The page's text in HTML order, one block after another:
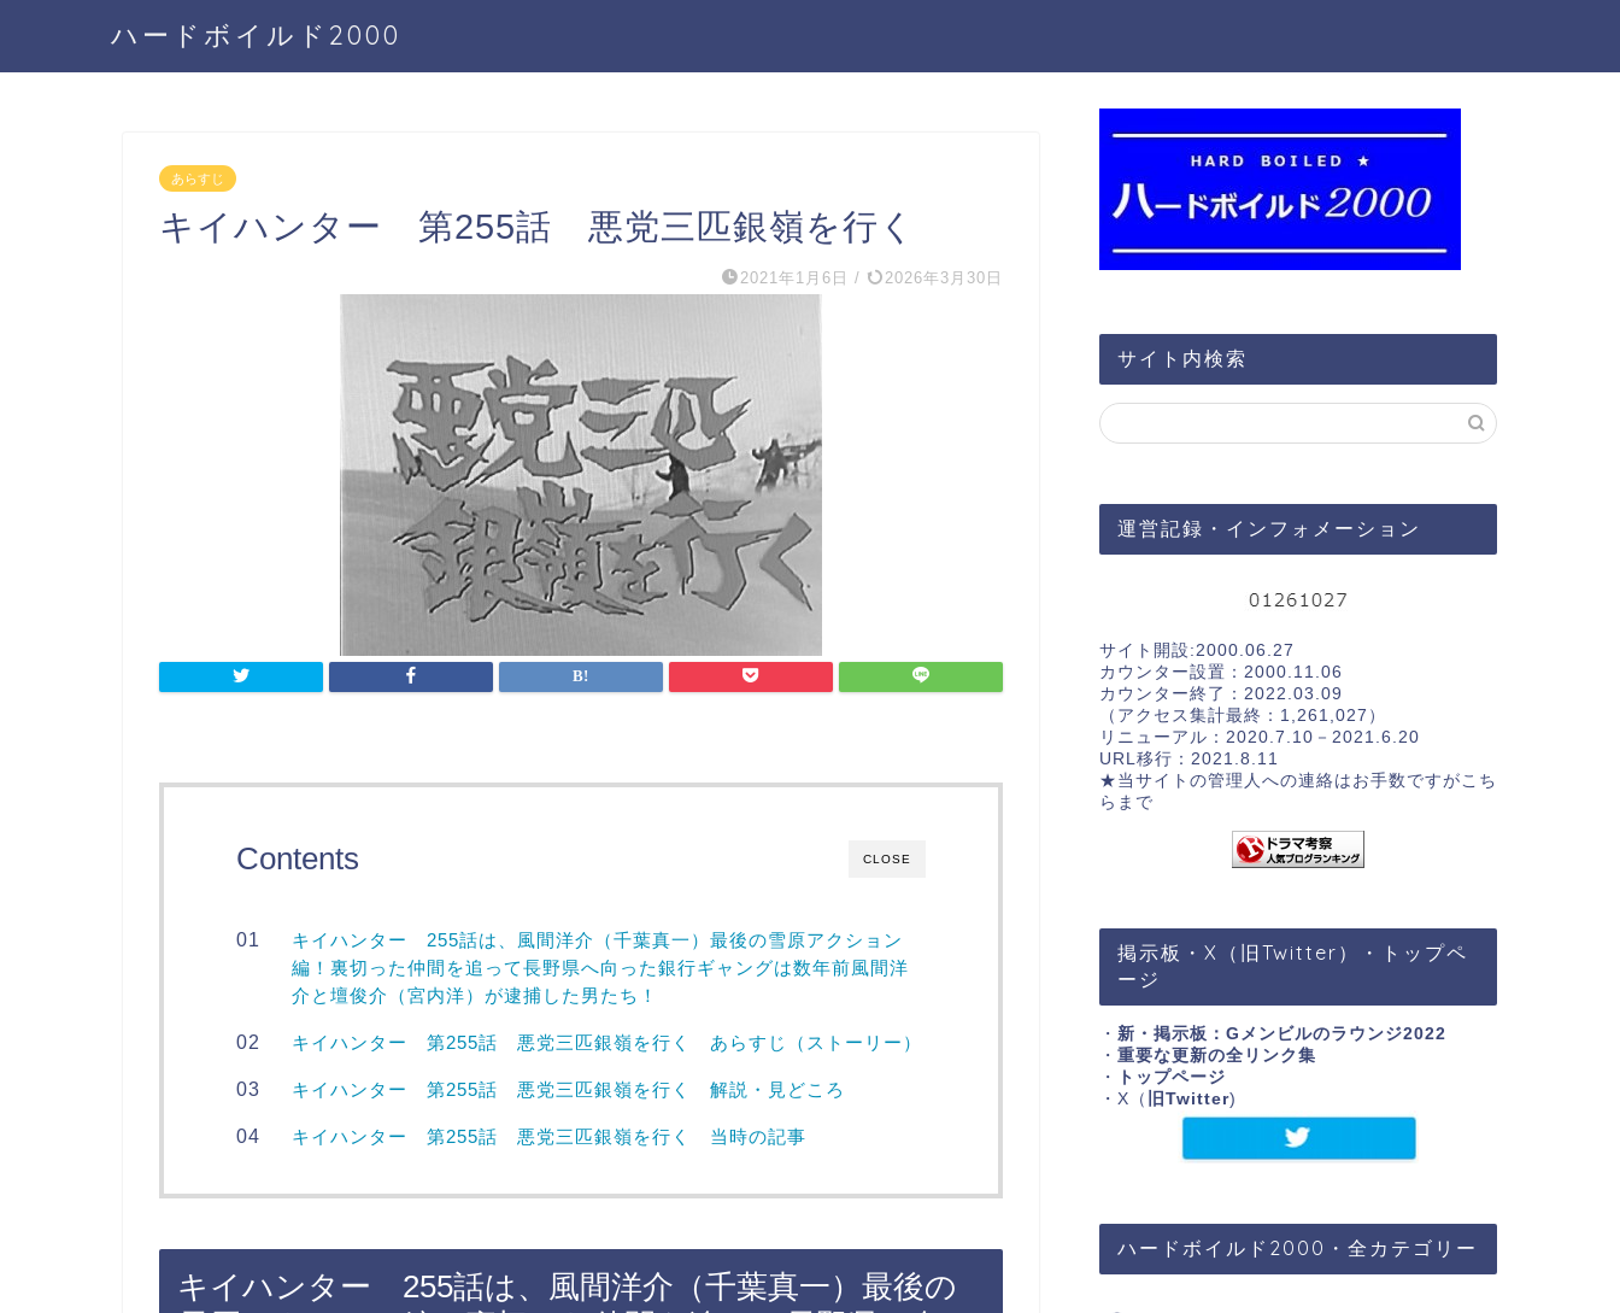
ハードボイルド2000
あらすじ
キイハンター 第255話 悪党三匹銀嶺を行く
2021年1月6日 / 2026年3月30日
CLOSE
Contents
キイハンター 255話は、風間洋介（千葉真一）最後の雪原アクション
編！裏切った仲間を追って長野県へ向った銀行ギャングは数年前風間洋
介と壇俊介（宮内洋）が逮捕した男たち！
キイハンター 第255話 悪党三匹銀嶺を行く あらすじ（ストーリー）
キイハンター 第255話 悪党三匹銀嶺を行く 解説・見どころ
キイハンター 第255話 悪党三匹銀嶺を行く 当時の記事
キイハンター 255話は、風間洋介（千葉真一）最後の
サイト内検索
運営記録・インフォメーション
サイト開設:2000.06.27
カウンター設置：2000.11.06
カウンター終了：2022.03.09
（アクセス集計最終：1,261,027）
リニューアル：2020.7.10－2021.6.20
URL移行：2021.8.11
★当サイトの管理人への連絡はお手数ですがこち
らまで
掲示板・X（旧Twitter）・トップペ
ージ
・ 新・掲示板：Gメンビルのラウンジ2022
・ 重要な更新の全リンク集
・
トップページ
・X（ 旧Twitter)
ハードボイルド2000・全カテゴリー